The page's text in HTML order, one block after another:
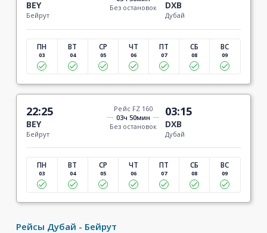
BEY
Бейрут
Без остановок
DXB
Дубай
ПН
03
ВТ
04
СР
05
ЧТ
06
ПТ
07
СБ
08
ВС
09
22:25
BEY
Бейрут
Рейс FZ 160
03ч 50мин
Без остановок
03:15
DXB
Дубай
ПН
03
ВТ
04
СР
05
ЧТ
06
ПТ
07
СБ
08
ВС
09
Рейсы Дубай - Бейрут